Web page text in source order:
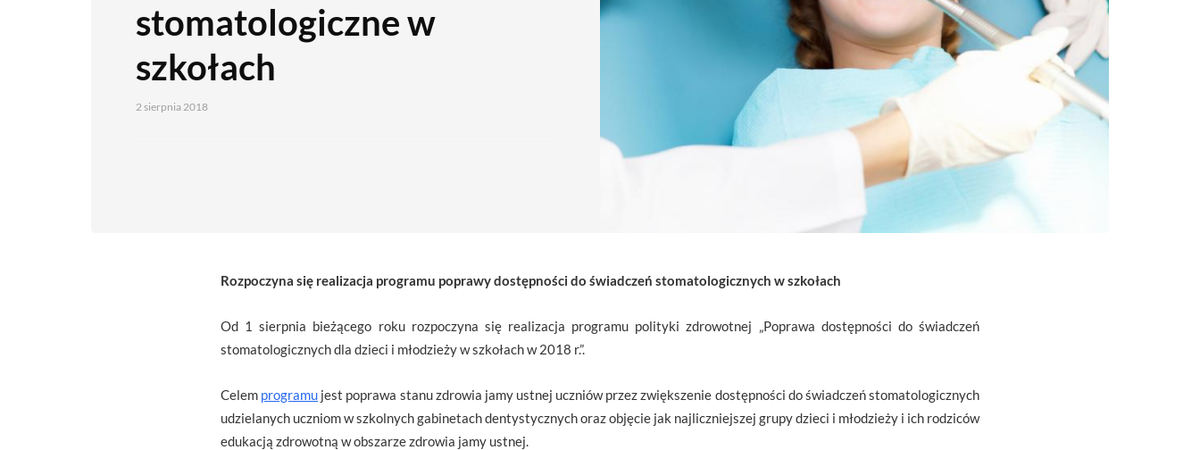
stomatologiczne w
szkołach
2 sierpnia 2018
Rozpoczyna się realizacja programu poprawy dostępności do świadczeń stomatologicznych w szkołach
Od 1 sierpnia bieżącego roku rozpoczyna się realizacja programu polityki zdrowotnej „Poprawa dostępności do świadczeń
stomatologicznych dla dzieci i młodzieży w szkołach w 2018 r.”.
Celem programu jest poprawa stanu zdrowia jamy ustnej uczniów przez zwiększenie dostępności do świadczeń stomatologicznych
udzielanych uczniom w szkolnych gabinetach dentystycznych oraz objęcie jak najliczniejszej grupy dzieci i młodzieży i ich rodziców
edukacją zdrowotną w obszarze zdrowia jamy ustnej.